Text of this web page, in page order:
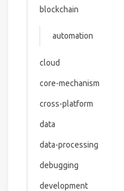
blockchain
automation
cloud
core-mechanism
cross-platform
data
data-processing
debugging
development